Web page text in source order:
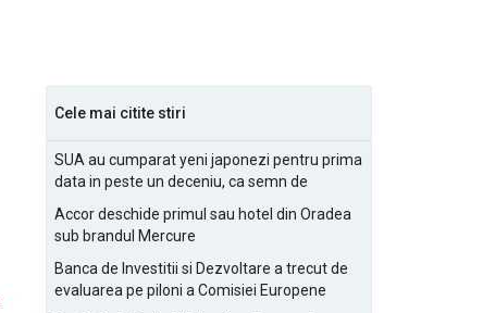
Cele mai citite stiri
SUA au cumparat yeni japonezi pentru prima
data in peste un deceniu, ca semn de
Accor deschide primul sau hotel din Oradea
sub brandul Mercure
Banca de Investitii si Dezvoltare a trecut de
evaluarea pe piloni a Comisiei Europene